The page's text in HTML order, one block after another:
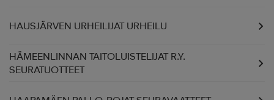
HAUSJÄRVEN URHEILIJAT URHEILU
HÄMEENLINNAN TAITOLUISTELIJAT R.Y.
SEURATUOTTEET